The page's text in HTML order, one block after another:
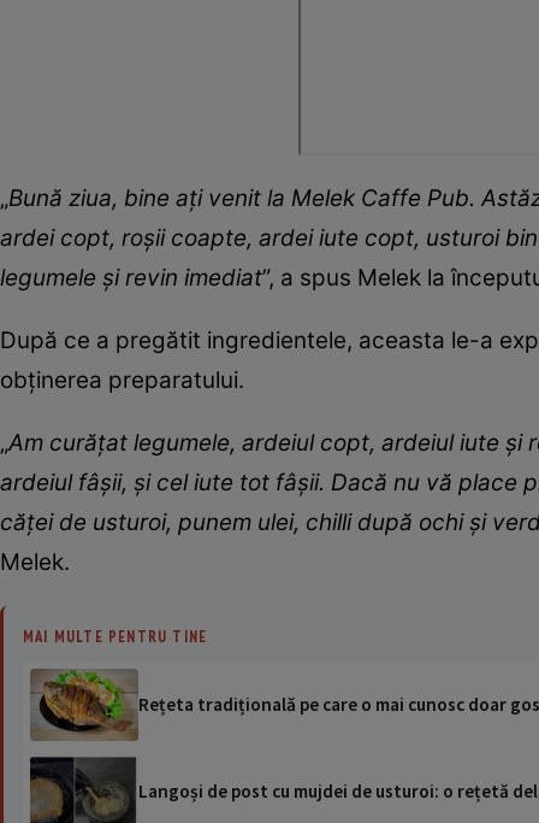
„Bună ziua, bine ați venit la Melek Caffe Pub.
ardei copt, roșii coapte, ardei iute copt, usturoi
legumele și revin imediat”, a spus Melek la
După ce a pregătit ingredientele, aceasta le-a
obținerea preparatului.
„Am curățat legumele, ardeiul copt, ardeiul iute și
ardeiul fâșii, și cel iute tot fâșii. Dacă nu vă place
căței de usturoi, punem ulei, chilli după ochi și
Melek.
MAI MULTE PENTRU TINE
Rețeta tradițională pe care o mai cunosc doar
Langoși de post cu mujdei de usturoi: o rețetă